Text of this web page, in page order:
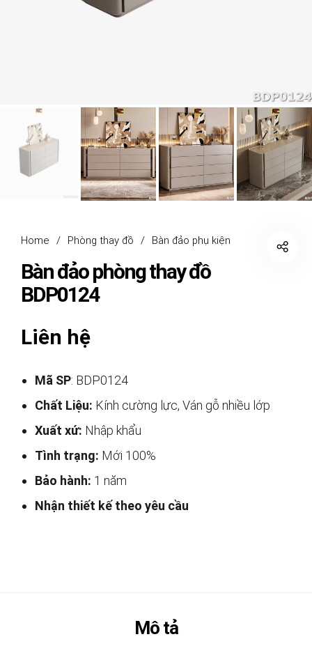
Home / Phòng thay đồ / Bàn đảo phụ kiện
Bàn đảo phòng thay đồ
BDP0124
Liên hệ
Mã SP: BDP0124
Chất Liệu: Kính cường lực, Ván gỗ nhiều lớp
Xuất xứ: Nhập khẩu
Tình trạng: Mới 100%
Bảo hành: 1 năm
Nhận thiết kế theo yêu cầu
Mô tả